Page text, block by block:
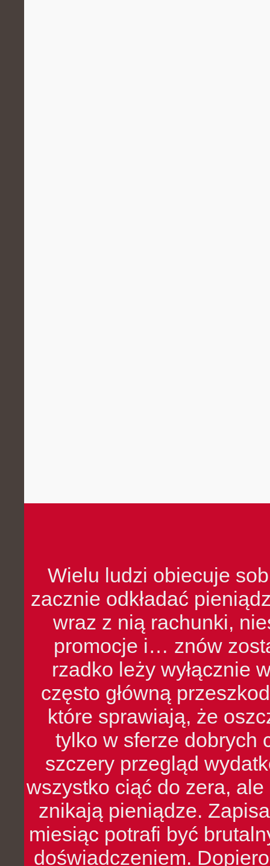
Wielu ludzi obiecuje
zacznie odkładać
wraz z nią rachunki,
promocje i… znów
rzadko leży wyłącznie
często główną
które sprawiają, że
tylko w sferze dobrych
szczery przegląd
wszystko ciąć do zera,
znikają pieniądze.
miesiąc potrafi być
doświadczeniem.